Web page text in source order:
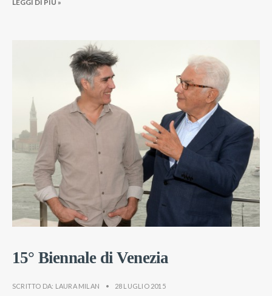
LEGGI DI PIÚ »
15° Biennale di Venezia
SCRITTO DA: LAURA MILAN • 28 LUGLIO 2015